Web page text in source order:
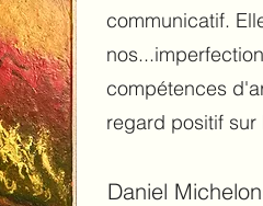
communicatif.
compétences
regard positif
Daniel Michelon